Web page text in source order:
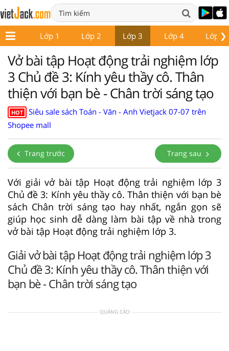
❯
Lớp 1 Lớp 2 Lớp 3 Lớp 4 Lớp 5
Vở bài tập Hoạt động trải nghiệm lớp
3 Chủ đề 3: Kính yêu thầy cô. Thân
thiện với bạn bè - Chân trời sáng tạo
HOT
Siêu sale sách Toán - Văn - Anh Vietjack 07-07 trên
Shopee mall
Trang trước Trang sau
Với giải vở bài tập Hoạt động trải nghiệm lớp 3
Chủ đề 3: Kính yêu thầy cô. Thân thiện với bạn bè
sách Chân trời sáng tạo hay nhất, ngắn gọn sẽ
giúp học sinh dễ dàng làm bài tập về nhà trong
vở bài tập Hoạt động trải nghiệm lớp 3.
Giải vở bài tập Hoạt động trải nghiệm lớp 3
Chủ đề 3: Kính yêu thầy cô. Thân thiện với
bạn bè - Chân trời sáng tạo
QUẢNG CÁO